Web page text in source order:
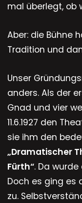
mal überlegt, ob
Aber: die Bühne
Tradition und
Unser
anders. Als der
Gnad und vier
11.6.1927 den
sie ihm den
„Dramatischer
Fürth“. Da wurde
Doch es ging es
zu.